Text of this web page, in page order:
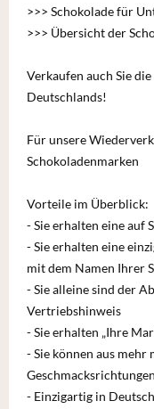
>>> Schokolade für
>>> Übersicht der
Verkaufen auch Sie
Deutschlands!
Für unsere
Schokoladenmarken
Vorteile im Überblick:
- Sie erhalten eine auf
- Sie erhalten eine
mit dem Namen Ihrer
- Sie alleine sind der
Vertriebshinweis
- Sie erhalten „Ihre
- Sie können aus
- Einzigartig in